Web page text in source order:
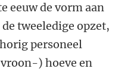
eeuw de vorm aan
tweeledige opzet,
personeel
) hoeve en